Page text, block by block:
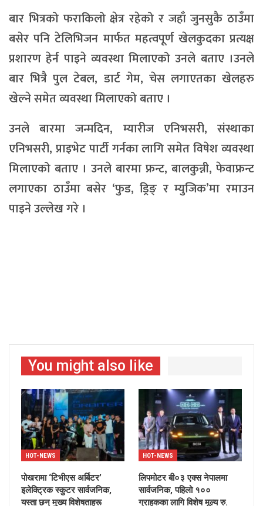
बार भित्रको फराकिलो क्षेत्र रहेको र जहाँ जुनसुकै ठाउँमा
बसेर पनि टेलिभिजन मार्फत महत्वपूर्ण खेलकुदका प्रत्यक्ष
प्रशारण हेर्न पाइने व्यवस्था मिलाएको उनले बताए ।उनले
बार भित्रै पुल टेबल, डार्ट गेम, चेस लगाएतका खेलहरु
खेल्ने समेत व्यवस्था मिलाएको बताए ।
उनले बारमा जन्मदिन, म्यारीज एनिभसरी, संस्थाका
एनिभसरी, प्राइभेट पार्टी गर्नका लागि समेत विषेश व्यवस्था
मिलाएको बताए । उनले बारमा फ्रन्ट, बालकुन्नी, फेवाफ्रन्ट
लगाएका ठाउँमा बसेर ‘फुड, ड्रिङ् र म्युजिक’मा रमाउन
पाइने उल्लेख गरे ।
You might also like
HOT-NEWS
पोखरामा ‘टिभीएस अर्बिटर’
इलेक्ट्रिक स्कुटर सार्वजनिक,
यस्ता छन् मुख्य विशेषताहरू
HOT-NEWS
लिपमोटर बी०३ एक्स नेपालमा
सार्वजनिक, पहिलो १००
ग्राहकका लागि विशेष मूल्य रु.